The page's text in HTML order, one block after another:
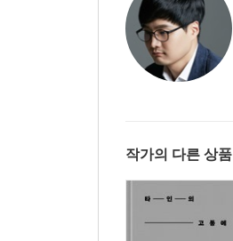
작가의 다른 상품